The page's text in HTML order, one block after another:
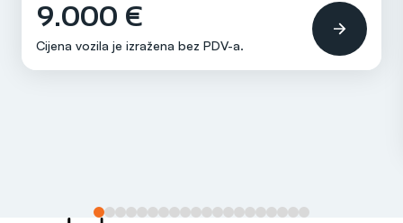
9.000 €
Cijena vozila je izražena bez PDV-a.